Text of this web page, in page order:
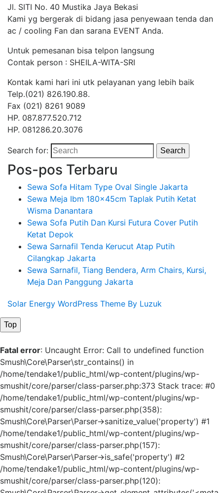
Jl. SITI No. 40 Mustika Jaya Bekasi
Kami yg bergerak di bidang jasa penyewaan tenda dan
ac / cooling Fan dan sarana EVENT Anda.
Untuk pemesanan bisa telpon langsung
Contak person : SHEILA-WITA-SRI
Kontak kami hari ini utk pelayanan yang lebih baik
Telp.(021) 826.190.88.
Fax (021) 8261 9089
HP. 087.877.520.712
HP. 081286.20.3076
Search for: Search
Pos-pos Terbaru
Sewa Sofa Hitam Type Oval Single Jakarta
Sewa Meja Ibm 180x45cm Taplak Putih Ketat
Wisma Danantara
Sewa Sofa Putih Dan Kursi Futura Cover Putih
Ketat Depok
Sewa Sarnafil Tenda Kerucut Atap Putih
Cilangkap Jakarta
Sewa Sarnafil, Tiang Bendera, Arm Chairs, Kursi,
Meja Dan Panggung Jakarta
Solar Energy WordPress Theme By Luzuk
Top
Fatal error: Uncaught Error: Call to undefined function
Smush\Core\Parser\str_contains() in
/home/tendake1/public_html/wp-content/plugins/wp-
smushit/core/parser/class-parser.php:373 Stack trace: #0
/home/tendake1/public_html/wp-content/plugins/wp-
smushit/core/parser/class-parser.php(358):
Smush\Core\Parser\Parser->sanitize_value('property') #1
/home/tendake1/public_html/wp-content/plugins/wp-
smushit/core/parser/class-parser.php(157):
Smush\Core\Parser\Parser->is_safe('property') #2
/home/tendake1/public_html/wp-content/plugins/wp-
smushit/core/parser/class-parser.php(120):